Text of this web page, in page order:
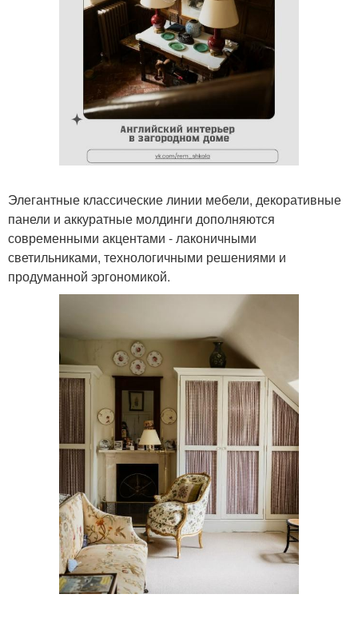
Элегантные классические линии мебели, декоративные
панели и аккуратные молдинги дополняются
современными акцентами - лаконичными
светильниками, технологичными решениями и
продуманной эргономикой.